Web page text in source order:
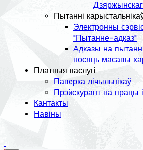
Пытанні
Электронны
"Пытанне-адказ"
Адказы на
носяць масавы
Платныя паслугі
Паверка лічыльнікаў
Прэйскурант на працы і
Кантакты
Навіны